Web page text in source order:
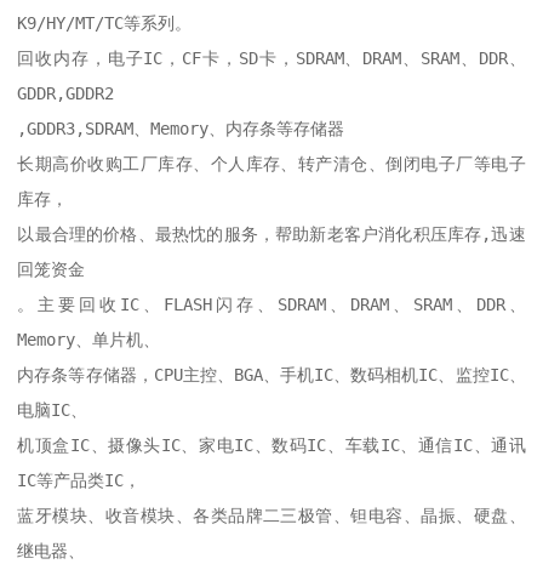
K9/HY/MT/TC等系列。
回收内存，电子IC，CF卡，SD卡，SDRAM、DRAM、SRAM、DDR、
GDDR,GDDR2
,GDDR3,SDRAM、Memory、内存条等存储器
长期高价收购工厂库存、个人库存、转产清仓、倒闭电子厂等电子
库存，
以最合理的价格、最热忱的服务，帮助新老客户消化积压库存,迅速
回笼资金
。主要回收IC、FLASH闪存、SDRAM、DRAM、SRAM、DDR、
Memory、单片机、
内存条等存储器，CPU主控、BGA、手机IC、数码相机IC、监控IC、
电脑IC、
机顶盒IC、摄像头IC、家电IC、数码IC、车载IC、通信IC、通讯
IC等产品类IC，
蓝牙模块、收音模块、各类品牌二三极管、钽电容、晶振、硬盘、
继电器、